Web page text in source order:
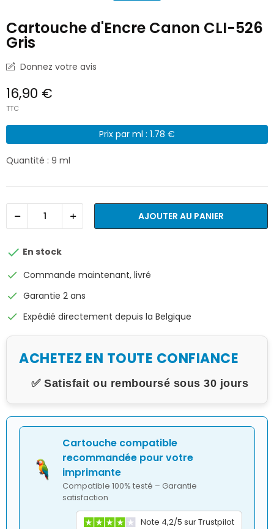
Cartouche d'Encre Canon CLI-526
Gris
Donnez votre avis
16,90 €
TTC
Prix par ml : 1.78 €
Quantité : 9 ml
AJOUTER AU PANIER
 En stock
check Commande maintenant, livré
check Garantie 2 ans
check Expédié directement depuis la Belgique
ACHETEZ EN TOUTE CONFIANCE
✅ Satisfait ou remboursé sous 30 jours
Cartouche compatible
recommandée pour votre
imprimante
Compatible 100% testé – Garantie
satisfaction
Note 4,2/5 sur Trustpilot